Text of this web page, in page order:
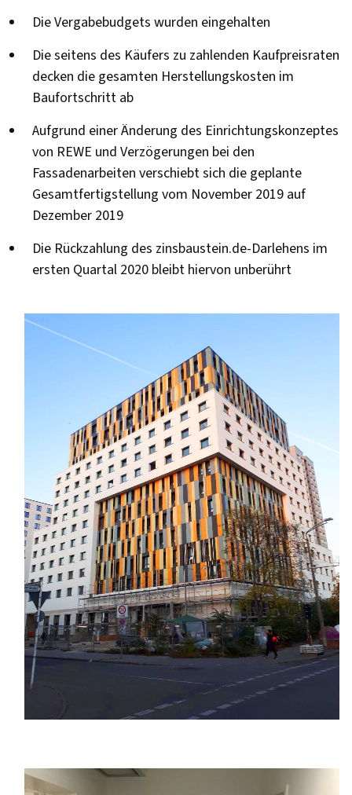
Die Vergabebudgets wurden eingehalten
Die seitens des Käufers zu zahlenden Kaufpreisraten
decken die gesamten Herstellungskosten im
Baufortschritt ab
Aufgrund einer Änderung des Einrichtungskonzeptes
von REWE und Verzögerungen bei den
Fassadenarbeiten verschiebt sich die geplante
Gesamtfertigstellung vom November 2019 auf
Dezember 2019
Die Rückzahlung des zinsbaustein.de-Darlehens im
ersten Quartal 2020 bleibt hiervon unberührt